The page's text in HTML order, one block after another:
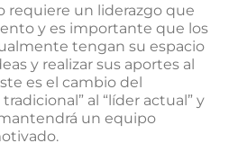
requiere un liderazgo que
y es importante que los
tengan su espacio
y realizar sus aportes al
es el cambio del
al “líder actual” y
un equipo